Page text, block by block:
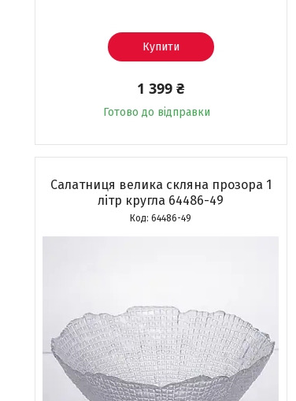
Купити
1 399 ₴
Готово до відправки
Салатниця велика скляна прозора 1
літр кругла 64486-49
64486-49